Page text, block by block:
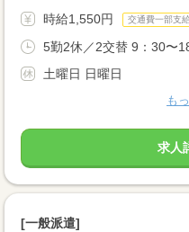
時給1,550円 交通費一部支
5勤2休／2交替 9：30〜
土曜日 日曜日
も
求人
[一般派遣]